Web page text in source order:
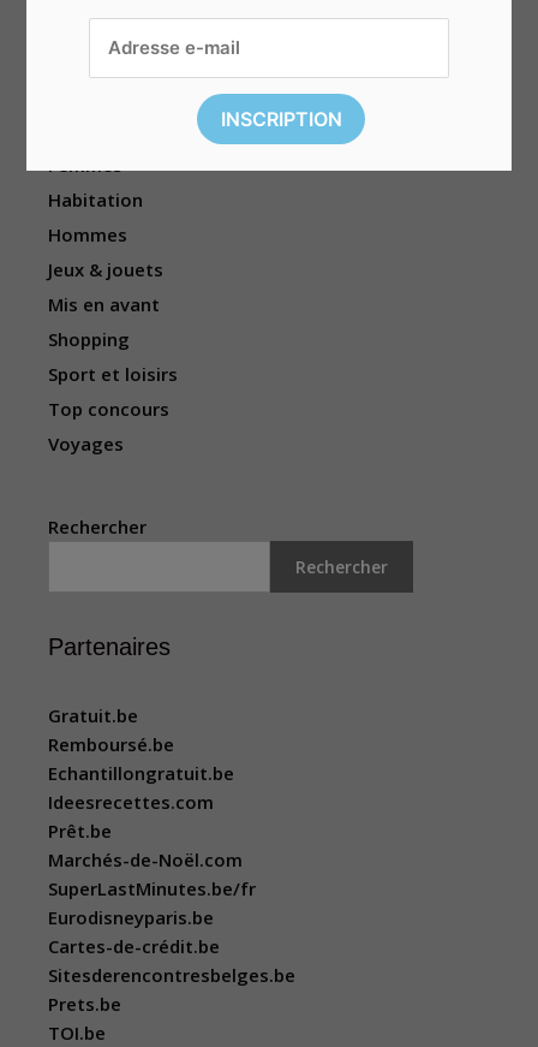
Divers
Électronique
Femmes
Habitation
Hommes
Jeux & jouets
Mis en avant
Shopping
Sport et loisirs
Top concours
Voyages
Rechercher
Rechercher
Partenaires
Gratuit.be
Remboursé.be
Echantillongratuit.be
Ideesrecettes.com
Prêt.be
Marchés-de-Noël.com
SuperLastMinutes.be/fr
Eurodisneyparis.be
Cartes-de-crédit.be
Sitesderencontresbelges.be
Prets.be
TOI.be